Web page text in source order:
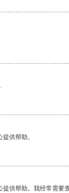
供帮助。
供帮助。我经常需要